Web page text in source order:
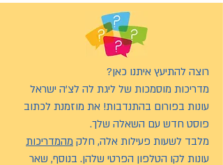
רוצה להתיעץ איתנו כאן?
מדריכות מוסמכות של ליגת לה לצ’ה ישראל
עונות בפורום בהתנדבות! את מוזמנת לכתוב
פוסט חדש עם השאלה שלך.
מלבד לשעות פעילות אלה, חלק מהמדריכות
עונות לקו הטלפון הפרטי שלהן. בנוסף, שאר